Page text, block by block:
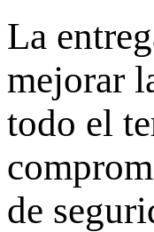
La
mejorar
todo el
de